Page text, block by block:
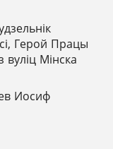
Герой Працы
Мінска
Иосиф